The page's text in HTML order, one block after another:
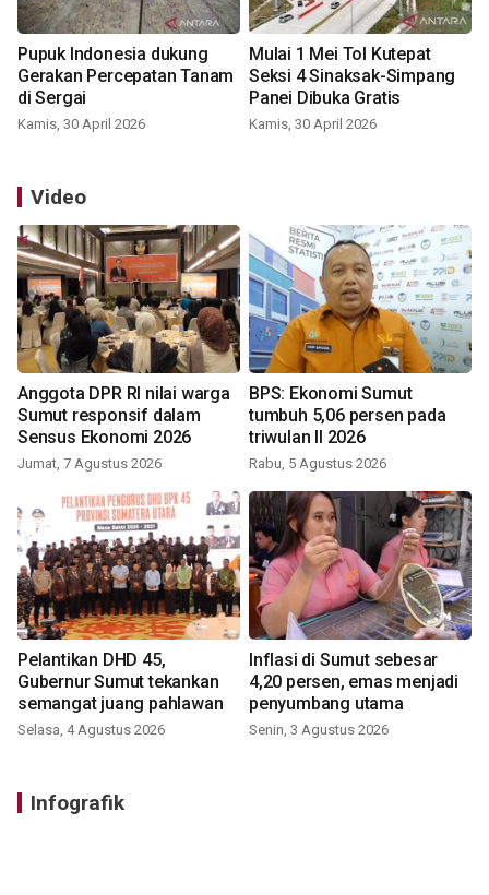
Pupuk Indonesia dukung
Gerakan Percepatan Tanam
di Sergai
Kamis, 30 April 2026
Mulai 1 Mei Tol Kutepat
Seksi 4 Sinaksak-Simpang
Panei Dibuka Gratis
Kamis, 30 April 2026
Video
Anggota DPR RI nilai warga
Sumut responsif dalam
Sensus Ekonomi 2026
Jumat, 7 Agustus 2026
BPS: Ekonomi Sumut
tumbuh 5,06 persen pada
triwulan II 2026
Rabu, 5 Agustus 2026
Pelantikan DHD 45,
Gubernur Sumut tekankan
semangat juang pahlawan
Selasa, 4 Agustus 2026
Inflasi di Sumut sebesar
4,20 persen, emas menjadi
penyumbang utama
Senin, 3 Agustus 2026
Infografik